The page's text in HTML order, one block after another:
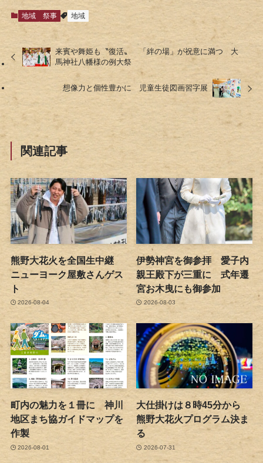
地域 祭事 地域
来賓や舞姫も〝復活〟 「絆の場」が祝意に満つ 大
馬神社八幡様の例大祭
想像力と個性豊かに 児童生徒図画習字展
関連記事
熊野大花火を全国生中継
ニューヨーク屋敷さんゲス
ト
2026-08-04
伊勢神宮を御参拝 愛子内
親王殿下が三重に 式年遷
宮お木曳にも御参加
2026-08-03
町内の魅力を１冊に 神川
地区まち協ガイドマップを
作製
2026-08-01
大仕掛けは８時45分から
熊野大花火プログラム決ま
る
2026-07-31